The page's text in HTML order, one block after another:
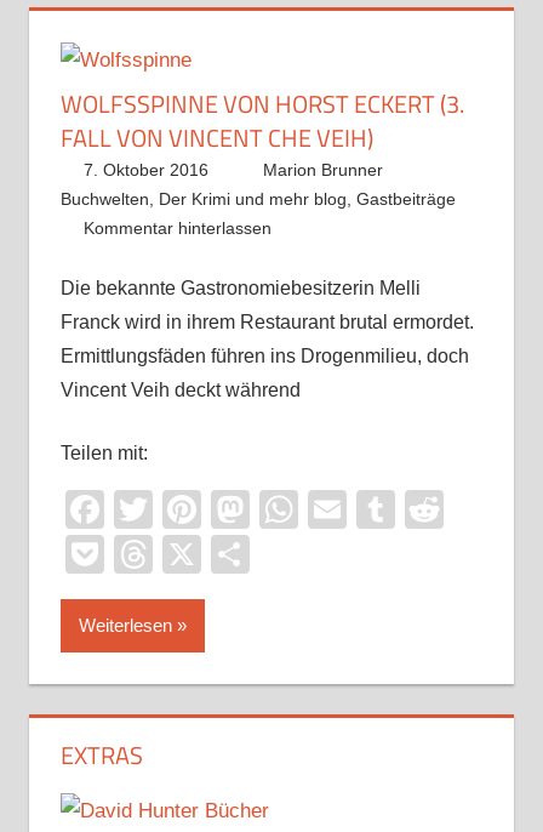
WOLFSSPINNE VON HORST ECKERT (3.
FALL VON VINCENT CHE VEIH)
7. Oktober 2016
Marion Brunner
Buchwelten, Der Krimi und mehr blog, Gastbeiträge
Kommentar hinterlassen
Die bekannte Gastronomiebesitzerin Melli
Franck wird in ihrem Restaurant brutal ermordet.
Ermittlungsfäden führen ins Drogenmilieu, doch
Vincent Veih deckt während
Teilen mit:
Facebook
TwitterPinterest
Mastodon
WhatsApp
EmailTumblr
PocketThreads
X
Weiterlesen
EXTRAS